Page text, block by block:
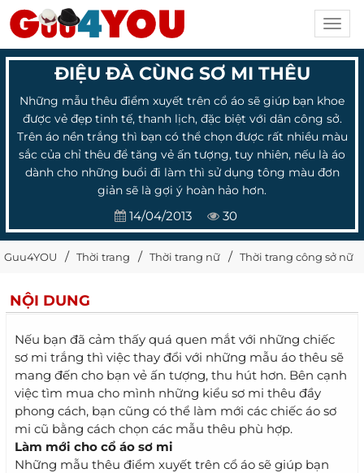
ĐIỆU ĐÀ CÙNG SƠ MI THÊU
Những mẫu thêu điểm xuyết trên cổ áo sẽ giúp bạn khoe
được vẻ đẹp tinh tế, thanh lịch, đặc biệt với dân công sở.
Trên áo nền trắng thì bạn có thể chọn được rất nhiều màu
sắc của chỉ thêu để tăng vẻ ấn tượng, tuy nhiên, nếu là áo
dành cho những buổi đi làm thì sử dụng tông màu đơn
giản sẽ là gợi ý hoàn hảo hơn.
14/04/2013 30
Guu4YOU Thời trang Thời trang nữ Thời trang công sở nữ
NỘI DUNG
Nếu bạn đã cảm thấy quá quen mắt với những chiếc
sơ mi trắng thì việc thay đổi với những mẫu áo thêu sẽ
mang đến cho bạn vẻ ấn tượng, thu hút hơn. Bên cạnh
việc tìm mua cho mình những kiểu sơ mi thêu đầy
phong cách, bạn cũng có thể làm mới các chiếc áo sơ
mi cũ bằng cách chọn các mẫu thêu phù hợp.
Làm mới cho cổ áo sơ mi
Những mẫu thêu điểm xuyết trên cổ áo sẽ giúp bạn